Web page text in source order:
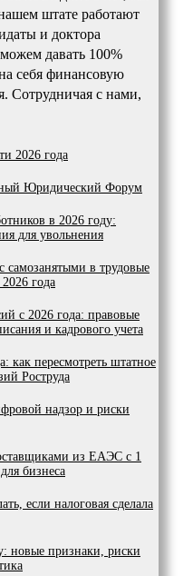
штате работают
и доктора
давать 100%
себя финансовую
Сотрудничая с нами,
2026 года
Юридический Форум
в 2026 году:
для увольнения
самозанятыми в трудовые
года
с 2026 года: правовые
и кадрового учета
пересмотреть штатное
Роструда
надзор и риски
из ЕАЭС с 1
бизнеса
если налоговая сделала
новые признаки, риски